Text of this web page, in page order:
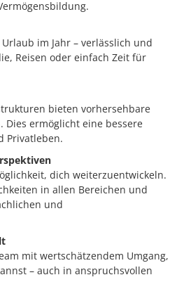
im Jahr – verlässlich und
Reisen oder einfach Zeit für
bieten vorhersehbare
ermöglicht eine bessere
Privatleben.
dich weiterzuentwickeln.
in allen Bereichen und
und
mit wertschätzendem Umgang,
– auch in anspruchsvollen